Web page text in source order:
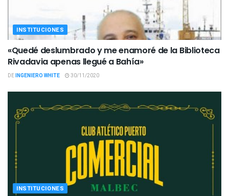
INSTITUCIONES
«Quedé deslumbrado y me enamoré de la Biblioteca
Rivadavia apenas llegué a Bahía»
DEINGENIERO WHITE 30/11/2020
INSTITUCIONES